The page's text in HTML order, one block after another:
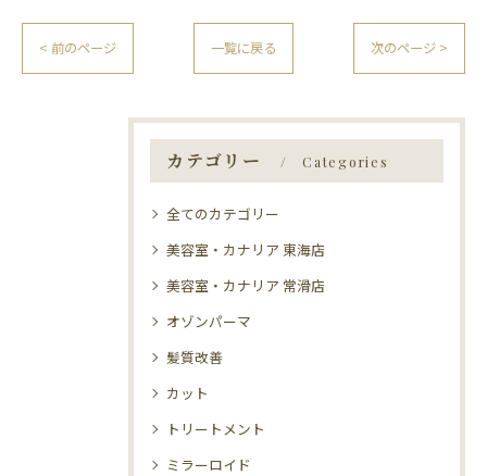
< 前のページ 一覧に戻る 次のページ >
カテゴリー Categories
全てのカテゴリー
美容室・カナリア 東海店
美容室・カナリア 常滑店
オゾンパーマ
髪質改善
カット
トリートメント
ミラーロイド